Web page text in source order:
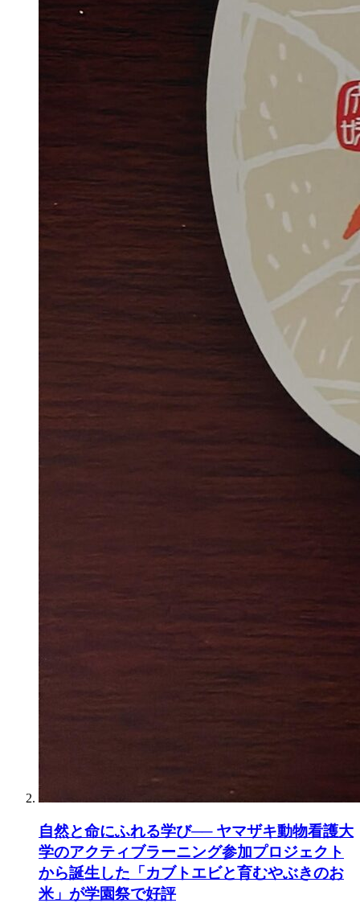
自然と命にふれる学び── ヤマザキ動物看護大
学のアクティブラーニング参加プロジェクト
から誕生した「カブトエビと育むやぶきのお
米」が学園祭で好評